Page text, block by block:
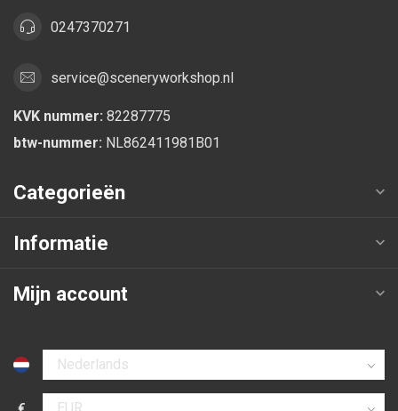
0247370271
service@sceneryworkshop.nl
KVK nummer: 82287775
btw-nummer: NL862411981B01
Categorieën
Informatie
Mijn account
Selecteer taal